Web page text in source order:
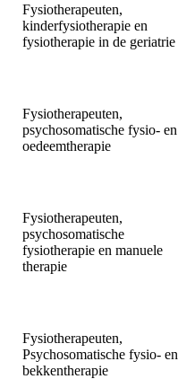
Fysiotherapeuten,
kinderfysiotherapie en
fysiotherapie in de geriatrie
Fysiotherapeuten,
psychosomatische fysio- en
oedeemtherapie
Fysiotherapeuten,
psychosomatische
fysiotherapie en manuele
therapie
Fysiotherapeuten,
Psychosomatische fysio- en
bekkentherapie